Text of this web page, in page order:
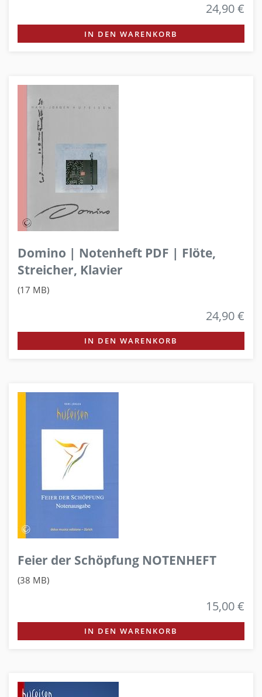
24,90 €
IN DEN WARENKORB
Domino | Notenheft PDF | Flöte,
Streicher, Klavier
(17 MB)
24,90 €
IN DEN WARENKORB
Feier der Schöpfung NOTENHEFT
(38 MB)
15,00 €
IN DEN WARENKORB